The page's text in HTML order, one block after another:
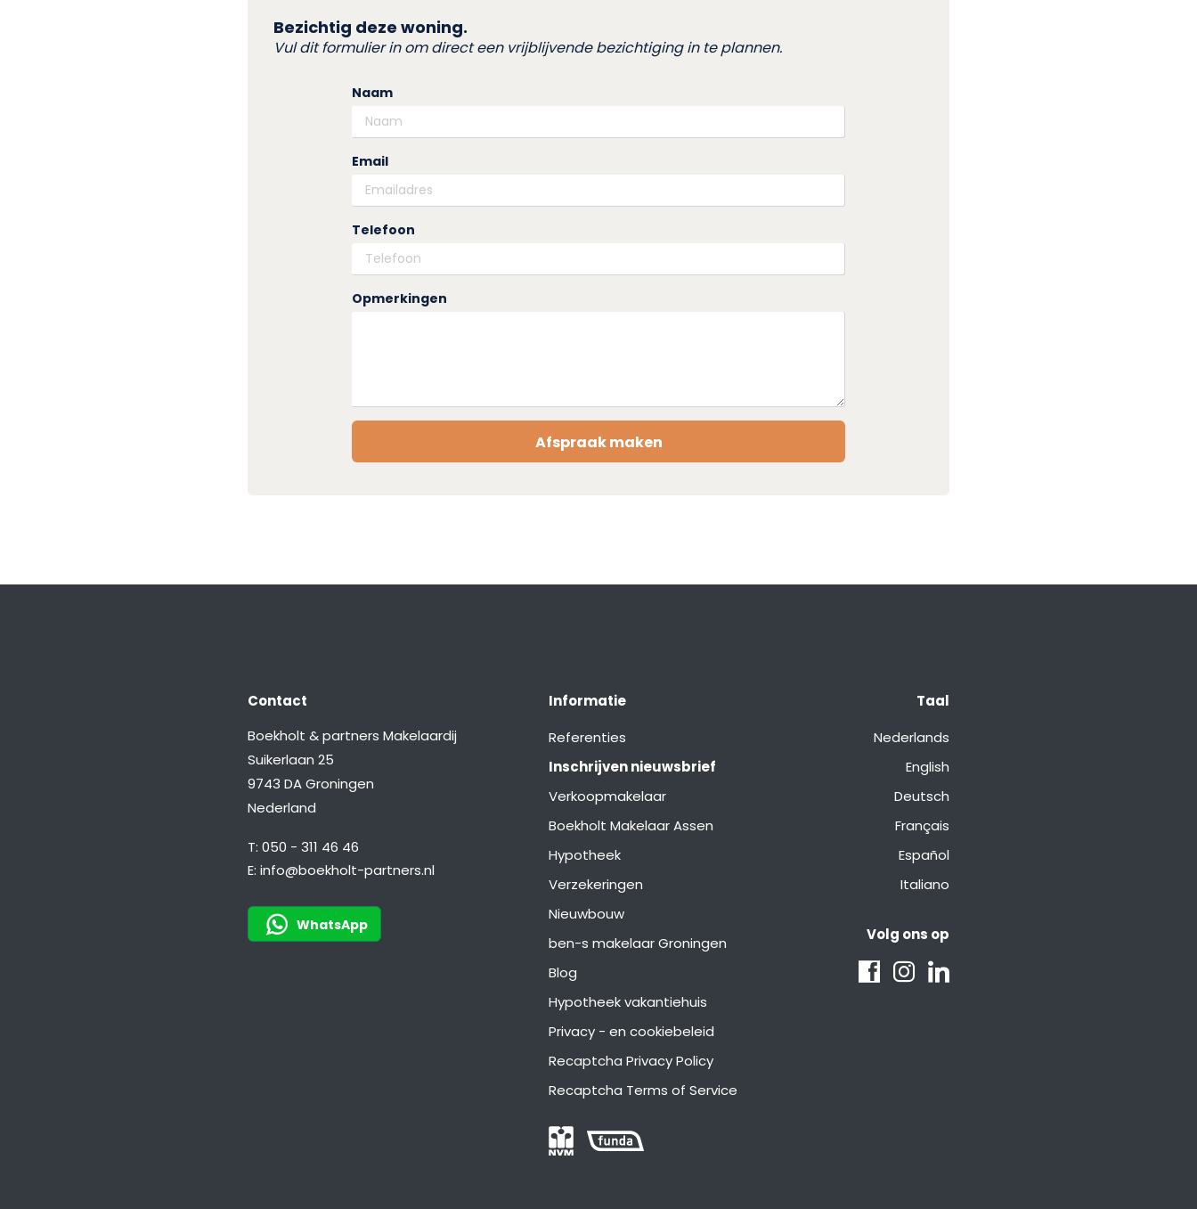
Bezichtig deze woning.
Vul dit formulier in om direct een vrijblijvende bezichtiging in te plannen.
Naam
Email
Telefoon
Opmerkingen
Afspraak maken
Contact
Boekholt & partners Makelaardij
Suikerlaan 25
9743 DA Groningen
Nederland
T:050 - 311 46 46
E:info@boekholt-partners.nl
WhatsApp
Informatie
Referenties
Inschrijven nieuwsbrief
Verkoopmakelaar
Boekholt Makelaar Assen
Hypotheek
Verzekeringen
Nieuwbouw
ben-s makelaar Groningen
Blog
Hypotheek vakantiehuis
Privacy - en cookiebeleid
Recaptcha Privacy Policy
Recaptcha Terms of Service
Taal
Nederlands
English
Deutsch
Français
Español
Italiano
Volg ons op